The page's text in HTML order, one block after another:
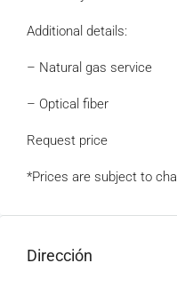
Additional details:
– Natural gas service
– Optical fiber
Request price
*Prices are subject to
Dirección